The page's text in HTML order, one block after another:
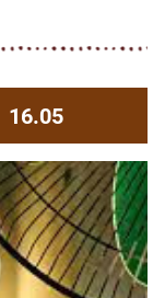
16.05